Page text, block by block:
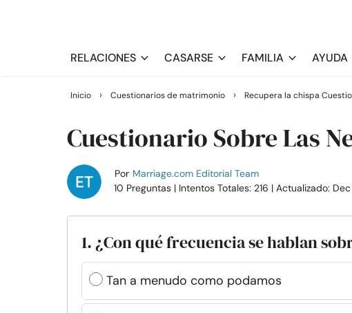
RELACIONES CASARSE FAMILIA AYUDA
Inicio › Cuestionarios de matrimonio › Recupera la chispa
Cuestionario Sobre Las
Por Marriage.com Editorial Team
10 Preguntas | Intentos Totales: 216 | Actualizado:
1. ¿Con qué frecuencia se hablan
Tan a menudo como podamos